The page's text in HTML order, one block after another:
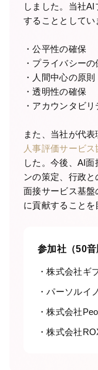
PeopleX AIセー
ルス
AIエージェントが
ライン会議に入り
み、適切・適時に
活動をサポートす
ービスです。
PeopleX
“PeopleX
けSaaSとは異
解決策まで提案
ムです。面接→
ん、他のHR向け
しました。当社
することとしてい
・公平性の確保
・プライバシーの
・人間中心の原則
・透明性の確保
・アカウンタビリ
また、当社が代表
人事評価サービス
した。今後、AI
ンの策定、行政
面接サービス基
に貢献することを
参加社（50音
株式会社ギ
パーソルイ
株式会社
株式会社